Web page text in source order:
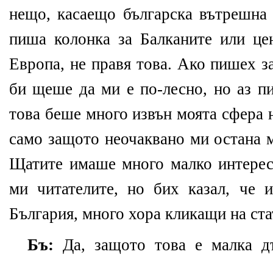
нещо, касаещо българска
пиша колонка за Балканите или
Европа, не правя това. Ако пишех
би щеше да ми е по-лесно, но аз
това беше много извън моята сфера
само защото неочаквано ми остана
Щатите имаше много малко
ми читателите, но бих казал, че
България, много хора кликащи на
Бъ: Да, защото това е малка